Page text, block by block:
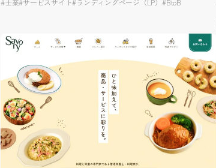
#士業#サービスサイト#ランディングページ（LP）#BtoB